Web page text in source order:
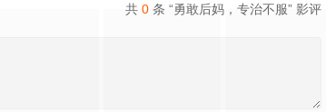
共 0 条 “勇敢后妈，专治不服” 影评